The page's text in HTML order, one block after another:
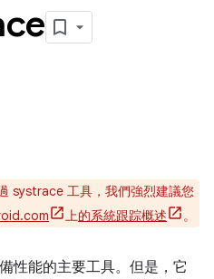
systrace 工具，我們強烈建議您
上的系統跟踪概述 。
性能的主要工具。但是，它